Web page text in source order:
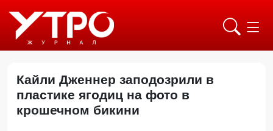
Кайли Дженнер заподозрили в
пластике ягодиц на фото в
крошечном бикини